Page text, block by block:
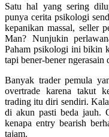
Satu hal yang sering
punya cerita psikologi
kepanikan massal, seller
Man? Nunjukin
Paham psikologi ini bikin
tapi bener-bener ngerasain
Banyak trader pemula
overtrade karena takut
trading itu diri sendiri.
di akun pasti beda jauh.
kenapa entry bearish
tajam.